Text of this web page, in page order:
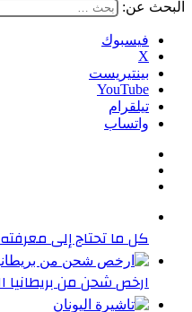
البحث عن:
فيسبوك
‫X
بينتيريست
‫YouTube
تيلقرام
واتساب
كل ما تحتاج إلى
ارخص شحن من بريطانيا